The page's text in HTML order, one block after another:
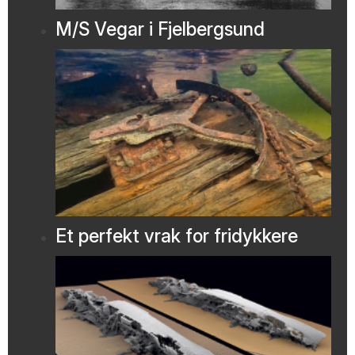
M/S Vegar i Fjelbergsund
Et perfekt vrak for fridykkere